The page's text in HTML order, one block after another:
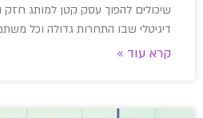
שיכולים להפוך עסק קטן למותג
דיגיטלי שבו התחרות גדולה וכל
קרא עוד »